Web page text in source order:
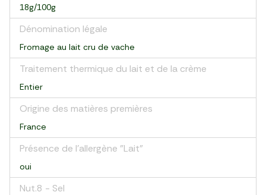
18g/100g
Dénomination légale
Fromage au lait cru de vache
Traitement thermique du lait et de la crème
Entier
Origine des matières premières
France
Présence de l'allergène "Lait"
oui
Nut.8 - Sel